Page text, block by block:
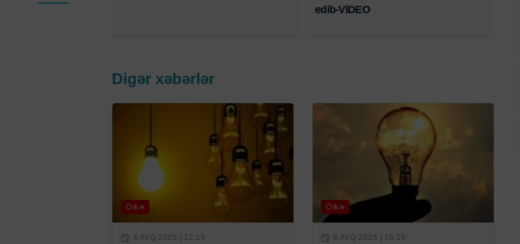
edib-VİDEO
Digər xəbərlər
Ölkə
4 AVQ 2025 | 12:15
Ölkə
6 AVQ 2025 | 16:15